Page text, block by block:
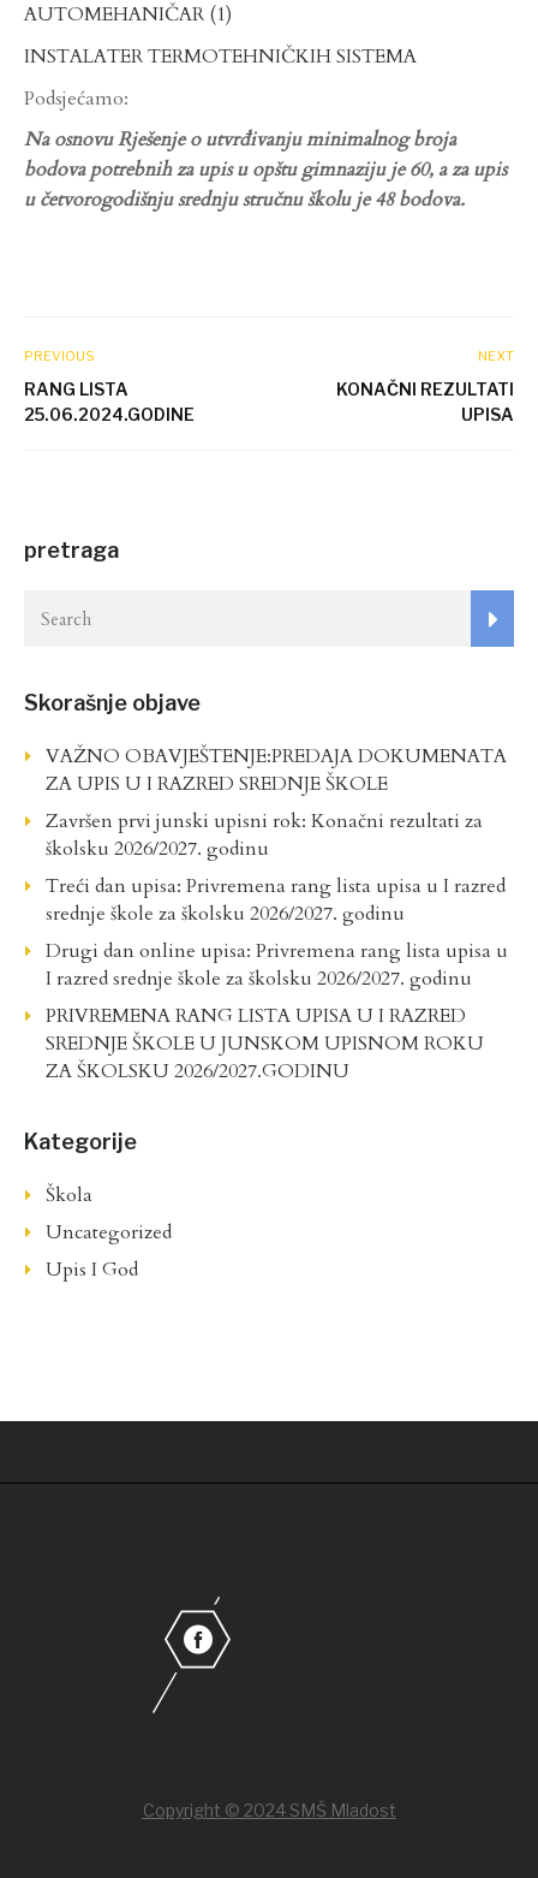
AUTOMEHANIČAR (1)
INSTALATER TERMOTEHNIČKIH SISTEMA
Podsjećamo:
Na osnovu Rješenje o utvrđivanju minimalnog broja
bodova potrebnih za upis u opštu gimnaziju je 60, a za upis
u četvorogodišnju srednju stručnu školu je 48 bodova.
PREVIOUS
RANG LISTA
25.06.2024.GODINE
NEXT
KONAČNI REZULTATI
UPISA
pretraga
Skorašnje objave
VAŽNO OBAVJEŠTENJE:PREDAJA DOKUMENATA
ZA UPIS U I RAZRED SREDNJE ŠKOLE
Završen prvi junski upisni rok: Konačni rezultati za
školsku 2026/2027. godinu
Treći dan upisa: Privremena rang lista upisa u I razred
srednje škole za školsku 2026/2027. godinu
Drugi dan online upisa: Privremena rang lista upisa u
I razred srednje škole za školsku 2026/2027. godinu
PRIVREMENA RANG LISTA UPISA U I RAZRED
SREDNJE ŠKOLE U JUNSKOM UPISNOM ROKU
ZA ŠKOLSKU 2026/2027.GODINU
Kategorije
Škola
Uncategorized
Upis I God
Copyright © 2024 SMŠ Mladost